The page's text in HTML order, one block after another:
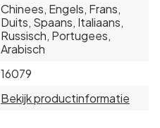
Chinees, Engels, Frans,
Duits, Spaans, Italiaans,
Russisch, Portugees,
Arabisch
16079
Bekijk productinformatie